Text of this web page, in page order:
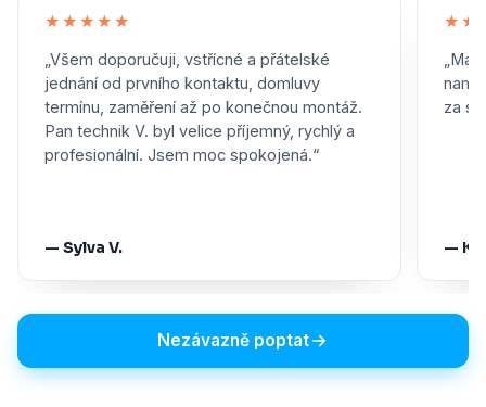
★★★★★
„Všem doporučuji, vstřícné a přátelské
jednání od prvního kontaktu, domluvy
termínu, zaměření až po konečnou montáž.
Pan technik V. byl velice příjemný, rychlý a
profesionální. Jsem moc spokojená.“
— Sylva V.
za
—
Nezávazně poptat